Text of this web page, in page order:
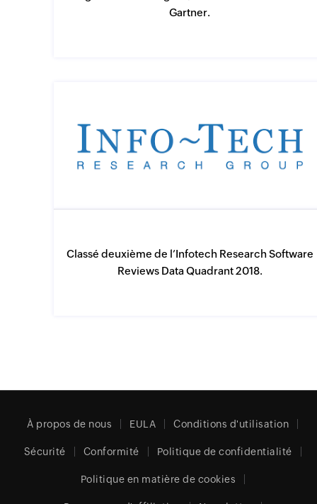
Gartner.
Classé deuxième de l’Infotech Research Software
Reviews Data Quadrant 2018.
À propos de nous EULA Conditions d'utilisation
Sécurité Conformité Politique de confidentialité
Politique en matière de cookies